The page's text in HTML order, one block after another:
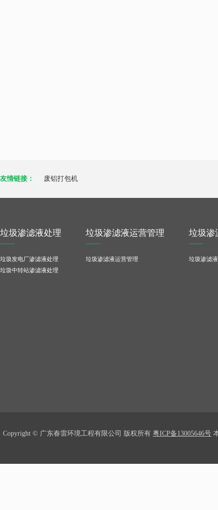
友情链接： 废铝打包机
垃圾渗滤液处理
垃圾发电厂渗滤液处理
垃圾中转站渗滤液处理
垃圾渗滤液运营管理
垃圾渗滤液运营管理
垃圾渗
垃圾渗滤
Copyright © 广东春雷环境工程有限公司 版权所有 粤ICP备13005646号